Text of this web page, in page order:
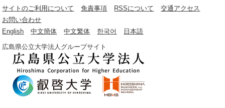
サイトのご利用について 免責事項 RSSについて
交通アクセス
お問い合わせ
English
中文簡体 中文繁体 한국어 日本語
広島県公立大学法人グループサイト